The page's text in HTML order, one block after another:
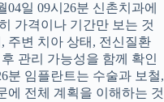
일 09시26분 신촌치과에
가격이나 기간만 보는 것
주변 치아 상태, 전신질환
관리 가능성을 함께 확인
분 임플란트는 수술과 보철,
에 전체 계획을 이해하는 것